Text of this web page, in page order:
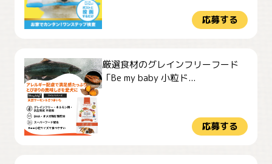
応募する
厳選食材のグレインフリーフード
「Be my baby 小粒ド...
応募する